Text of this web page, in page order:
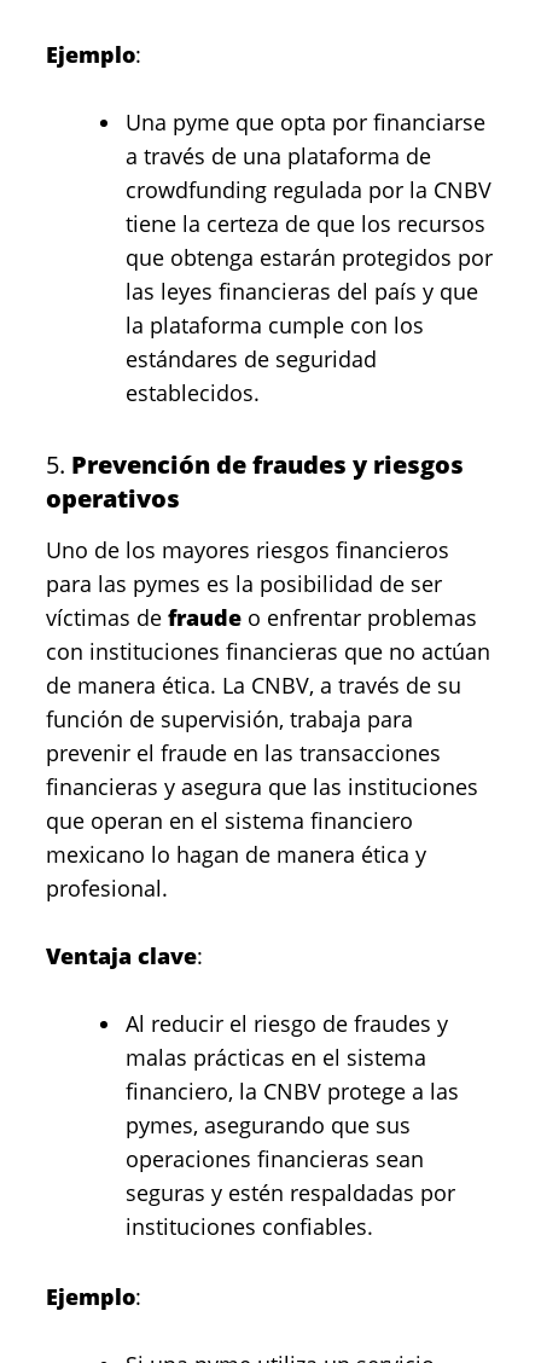
Ejemplo:
Una pyme que opta por financiarse
a través de una plataforma de
crowdfunding regulada por la CNBV
tiene la certeza de que los recursos
que obtenga estarán protegidos por
las leyes financieras del país y que
la plataforma cumple con los
estándares de seguridad
establecidos.
5. Prevención de fraudes y riesgos
operativos
Uno de los mayores riesgos financieros
para las pymes es la posibilidad de ser
víctimas de fraude o enfrentar problemas
con instituciones financieras que no actúan
de manera ética. La CNBV, a través de su
función de supervisión, trabaja para
prevenir el fraude en las transacciones
financieras y asegura que las instituciones
que operan en el sistema financiero
mexicano lo hagan de manera ética y
profesional.
Ventaja clave:
Al reducir el riesgo de fraudes y
malas prácticas en el sistema
financiero, la CNBV protege a las
pymes, asegurando que sus
operaciones financieras sean
seguras y estén respaldadas por
instituciones confiables.
Ejemplo: